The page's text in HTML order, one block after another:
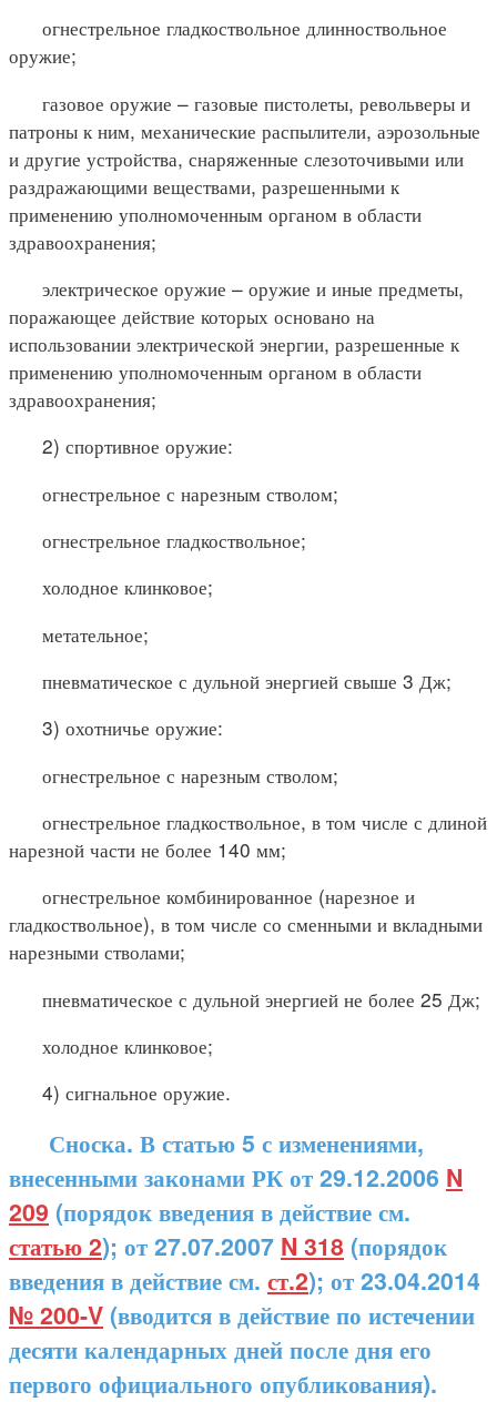
огнестрельное гладкоствольное длинноствольное
оружие;
газовое оружие – газовые пистолеты, револьверы и
патроны к ним, механические распылители, аэрозольные
и другие устройства, снаряженные слезоточивыми или
раздражающими веществами, разрешенными к
применению уполномоченным органом в области
здравоохранения;
электрическое оружие – оружие и иные предметы,
поражающее действие которых основано на
использовании электрической энергии, разрешенные к
применению уполномоченным органом в области
здравоохранения;
2) спортивное оружие:
огнестрельное с нарезным стволом;
огнестрельное гладкоствольное;
холодное клинковое;
метательное;
пневматическое с дульной энергией свыше 3 Дж;
3) охотничье оружие:
огнестрельное с нарезным стволом;
огнестрельное гладкоствольное, в том числе с длиной
нарезной части не более 140 мм;
огнестрельное комбинированное (нарезное и
гладкоствольное), в том числе со сменными и вкладными
нарезными стволами;
пневматическое с дульной энергией не более 25 Дж;
холодное клинковое;
4) сигнальное оружие.
Сноска. В статью 5 с изменениями,
внесенными законами РК от 29.12.2006 N
209 (порядок введения в действие см.
статью 2); от 27.07.2007 N 318 (порядок
введения в действие см. ст.2); от 23.04.2014
№ 200-V (вводится в действие по истечении
десяти календарных дней после дня его
первого официального опубликования).